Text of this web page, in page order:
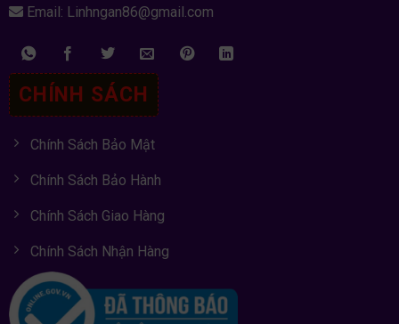
Email: Linhngan86@gmail.com
CHÍNH SÁCH
Chính Sách Bảo Mật
Chính Sách Bảo Hành
Chính Sách Giao Hàng
Chính Sách Nhận Hàng